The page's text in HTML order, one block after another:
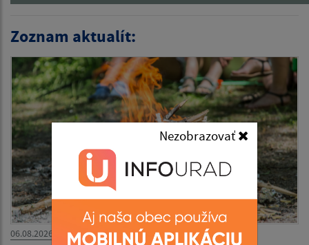
Nezobrazovať
Zoznam aktualít:
06.08.2026